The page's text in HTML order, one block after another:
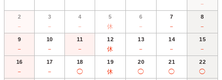
－
2
－
3
－
4
－
5
休
6
－
7
－
8
－
9
－
10
－
11
－
12
休
13
－
14
－
15
－
16
－
17
－
18
◯
19
休
20
◯
21
◯
22
◯